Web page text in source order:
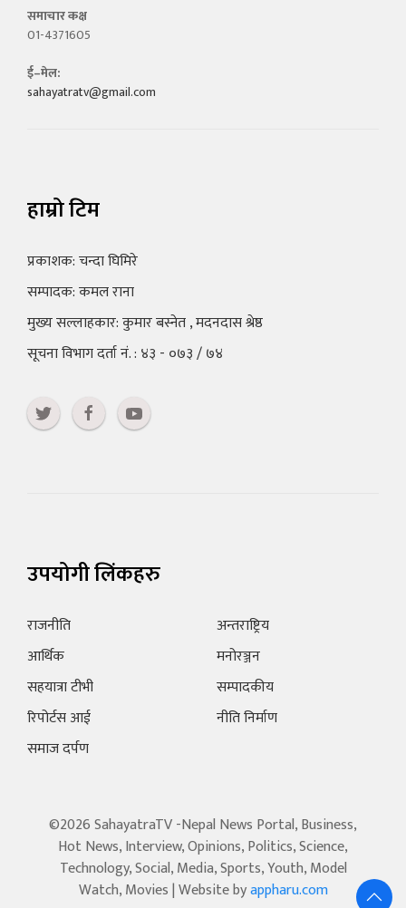
समाचार कक्ष
01-4371605
ई–मेल:
sahayatratv@gmail.com
हाम्रो टिम
प्रकाशक: चन्दा घिमिरे
सम्पादक: कमल राना
मुख्य सल्लाहकार: कुमार बस्नेत , मदनदास श्रेष्ठ
सूचना विभाग दर्ता नं. : ४३ - ०७३ / ७४
उपयोगी लिंकहरु
राजनीति
आर्थिक
सहयात्रा टीभी
रिपोर्टस आई
समाज दर्पण
अन्तराष्ट्रिय
मनोरञ्जन
सम्पादकीय
नीति निर्माण
©2026 SahayatraTV -Nepal News Portal, Business,
Hot News, Interview, Opinions, Politics, Science,
Technology, Social, Media, Sports, Youth, Model
Watch, Movies | Website byappharu.com